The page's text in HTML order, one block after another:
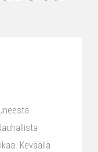
Keväällä